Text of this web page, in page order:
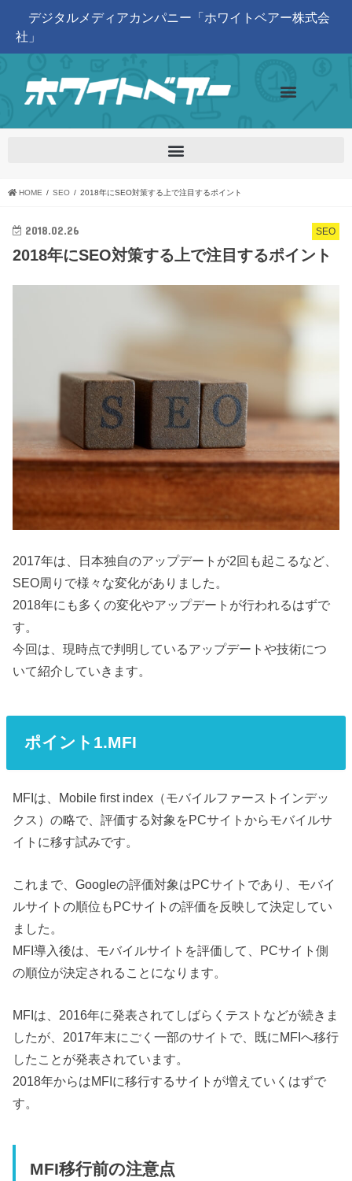
デジタルメディアカンパニー「ホワイトベアー株式会
社」
HOME SEO 2018年にSEO対策する上で注目するポイント
SEO
2018.02.26
2018年にSEO対策する上で注目するポイント
2017年は、日本独自のアップデートが2回も起こるなど、
SEO周りで様々な変化がありました。
2018年にも多くの変化やアップデートが行われるはずで
す。
今回は、現時点で判明しているアップデートや技術につ
いて紹介していきます。
ポイント1.MFI
MFIは、Mobile first index（モバイルファーストインデッ
クス）の略で、評価する対象をPCサイトからモバイルサ
イトに移す試みです。
これまで、Googleの評価対象はPCサイトであり、モバイ
ルサイトの順位もPCサイトの評価を反映して決定してい
ました。
MFI導入後は、モバイルサイトを評価して、PCサイト側
の順位が決定されることになります。
MFIは、2016年に発表されてしばらくテストなどが続きま
したが、2017年末にごく一部のサイトで、既にMFIへ移行
したことが発表されています。
2018年からはMFIに移行するサイトが増えていくはずで
す。
MFI移行前の注意点